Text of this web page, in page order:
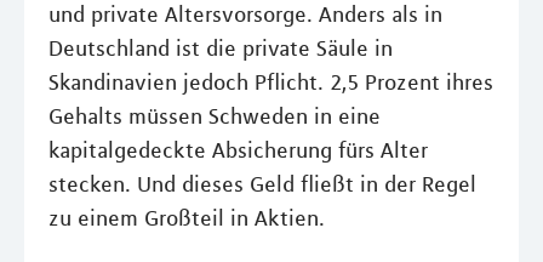
und private Altersvorsorge. Anders als in
Deutschland ist die private Säule in
Skandinavien jedoch Pflicht. 2,5 Prozent ihres
Gehalts müssen Schweden in eine
kapitalgedeckte Absicherung fürs Alter
stecken. Und dieses Geld fließt in der Regel
zu einem Großteil in Aktien.